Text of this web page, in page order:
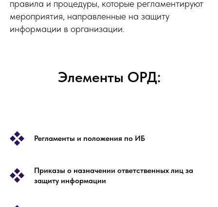
правила и процедуры, которые регламентируют
мероприятия, направленные на защиту
информации в организации.
Элементы ОРД:
Регламенты и положения по ИБ
Приказы о назначении ответственных лиц за
защиту информации